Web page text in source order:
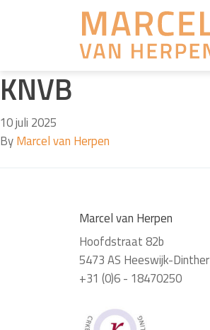
KNVB
10 juli 2025
ByMarcel van Herpen
Marcel van Herpen
Hoofdstraat 82b
5473 AS Heeswijk-Dinther
+31 (0)6 - 18470250